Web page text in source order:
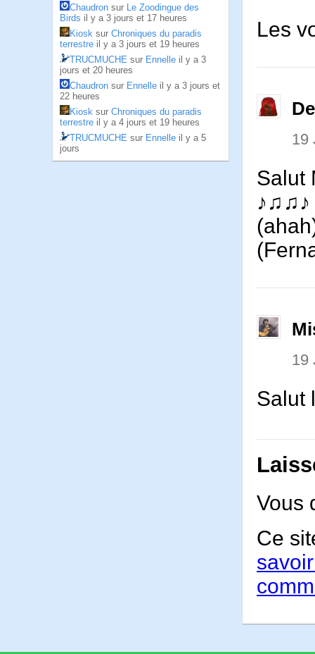
Chaudron sur Le Zoodingue des
Birds il y a 3 jours et 17 heures
Kiosk sur Chroniques du paradis
terrestre il y a 3 jours et 19 heures
TRUCMUCHE sur Ennelle il y a 3
jours et 20 heures
Chaudron sur Ennelle il y a 3 jours et
22 heures
Kiosk sur Chroniques du paradis
terrestre il y a 4 jours et 19 heures
TRUCMUCHE sur Ennelle il y a 5
jours
Les
19
Salut
♪♫♫♪
19
Salut
Vous
Ce